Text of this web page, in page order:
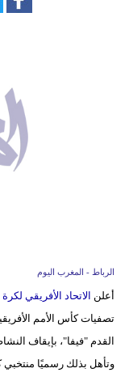
الرباط - المغرب اليوم
أعلن الاتحاد الأفريقي
القدم "فيفا"، بإيقاف